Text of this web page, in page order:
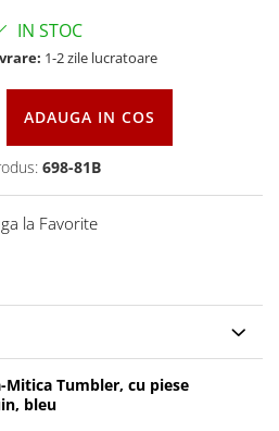
IN STOC
1-2 zile lucratoare
ADAUGA IN COS
698-81B
la Favorite
Mitica Tumbler, cu piese
bleu